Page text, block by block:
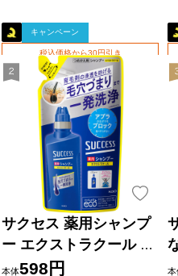
キャンペーン
税込価格から30円引き
サクセス 薬用シャンプ
ー エクストラクール 詰
替 ３２０ｍｌ 花王 (医
本体598円
本